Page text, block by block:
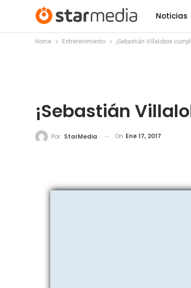
Noticias
Home Entretenimiento ¡Sebastián Villalobos
¡Sebastián
Por: StarMedia On Ene 17, 2017